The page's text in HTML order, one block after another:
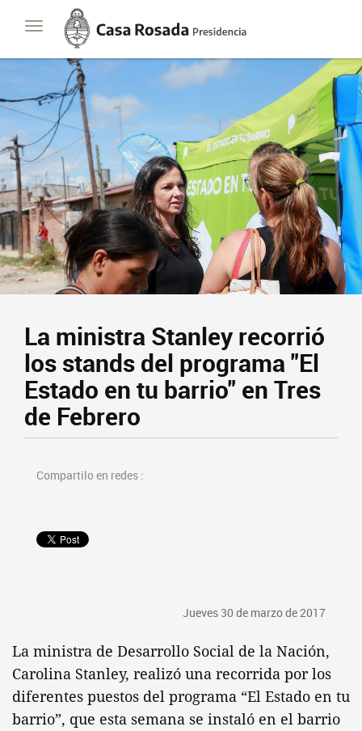
Toggle
navigation
Casa
Rosada
Presidencia
de
la
Nación
PresidenciaJavier Milei Contacto Suscribite
La ministra Stanley recorrió
los stands del programa "El
Estado en tu barrio" en Tres
de Febrero
Compartilo en redes :
Jueves 30 de marzo de 2017
La ministra de Desarrollo Social de la Nación,
Carolina Stanley, realizó una recorrida por los
diferentes puestos del programa “El Estado en tu
barrio”, que esta semana se instaló en el barrio